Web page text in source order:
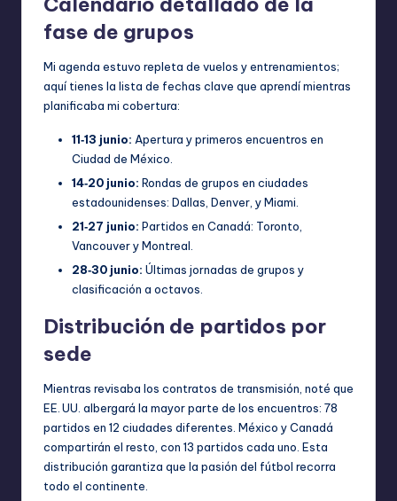
fase de grupos
Mi agenda estuvo repleta de vuelos y entrenamientos;
aquí tienes la lista de fechas clave que aprendí mientras
planificaba mi cobertura:
11‑13 junio: Apertura y primeros encuentros en
Ciudad de México.
14‑20 junio: Rondas de grupos en ciudades
estadounidenses: Dallas, Denver, y Miami.
21‑27 junio: Partidos en Canadá: Toronto,
Vancouver y Montreal.
28‑30 junio: Últimas jornadas de grupos y
clasificación a octavos.
Distribución de partidos por
sede
Mientras revisaba los contratos de transmisión, noté que
EE. UU. albergará la mayor parte de los encuentros: 78
partidos en 12 ciudades diferentes. México y Canadá
compartirán el resto, con 13 partidos cada uno. Esta
distribución garantiza que la pasión del fútbol recorra
todo el continente.